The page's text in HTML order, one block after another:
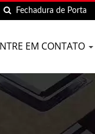
EM CONTATO